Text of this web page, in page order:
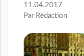
11.04.2017
Par Rédaction